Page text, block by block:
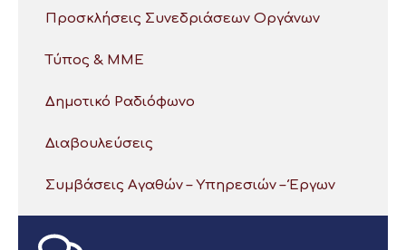
Προσκλήσεις Συνεδριάσεων Οργάνων
Τύπος & ΜΜΕ
Δημοτικό Ραδιόφωνο
Διαβουλεύσεις
Συμβάσεις Αγαθών – Υπηρεσιών – Έργων